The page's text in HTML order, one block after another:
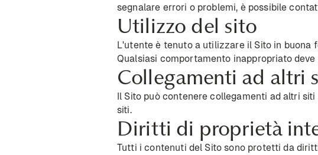
segnalare errori o problemi, è possibile
Utilizzo del sito
L'utente è tenuto a utilizzare il Sito in buona
Qualsiasi comportamento inappropriato
Collegamenti ad altri
Il Sito può contenere collegamenti ad altri
siti.
Diritti di proprietà
Tutti i contenuti del Sito sono protetti da